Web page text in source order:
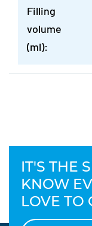
Filling
volume
(ml):
IT'S THE
KNOW
LOVE TO